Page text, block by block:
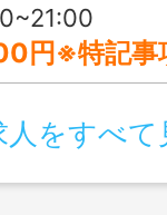
円※特記事
人をすべて